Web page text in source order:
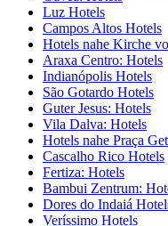
Luz Hotels
Campos Altos Hotels
Hotels nahe Kirche
Araxa Centro: Hotels
Indianópolis Hotels
São Gotardo Hotels
Guter Jesus: Hotels
Vila Dalva: Hotels
Hotels nahe Praça
Cascalho Rico Hotels
Fertiza: Hotels
Bambui Zentrum:
Dores do Indaiá
Veríssimo Hotels